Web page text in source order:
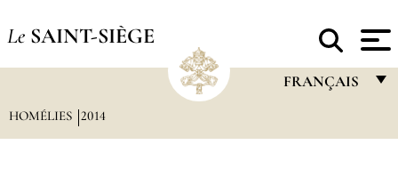
Le SAINT-SIÈGE
FRANÇAIS
HOMÉLIES 2014